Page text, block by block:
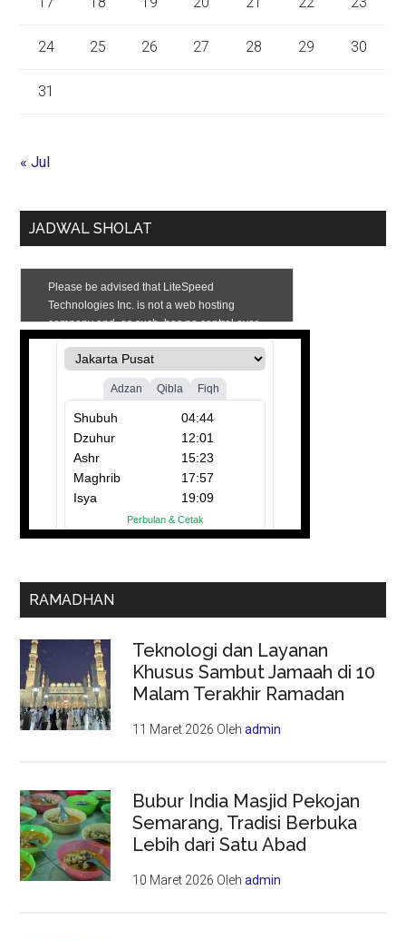
24 25 26 27 28 29 30
31
« Jul
JADWAL SHOLAT
RAMADHAN
Teknologi dan Layanan
Khusus Sambut Jamaah di 10
Malam Terakhir Ramadan
11 Maret 2026 Olehadmin
Bubur India Masjid Pekojan
Semarang, Tradisi Berbuka
Lebih dari Satu Abad
10 Maret 2026 Olehadmin